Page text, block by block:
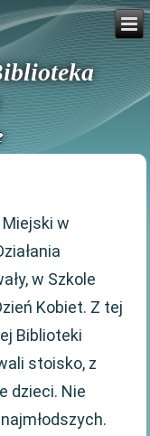
w
w Szkole
Kobiet. Z tej
Biblioteki
stoisko, z
dzieci. Nie